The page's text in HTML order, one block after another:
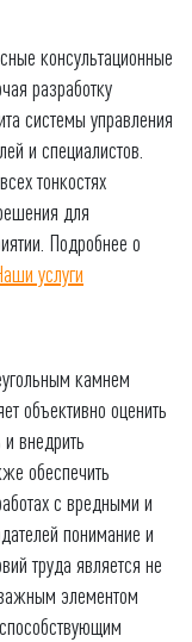
консультационные
разработку
системы управления
и специалистов.
тонкостях
для
Подробнее о
услуги
камнем
объективно оценить
внедрить
обеспечить
с вредными и
понимание и
труда является не
элементом